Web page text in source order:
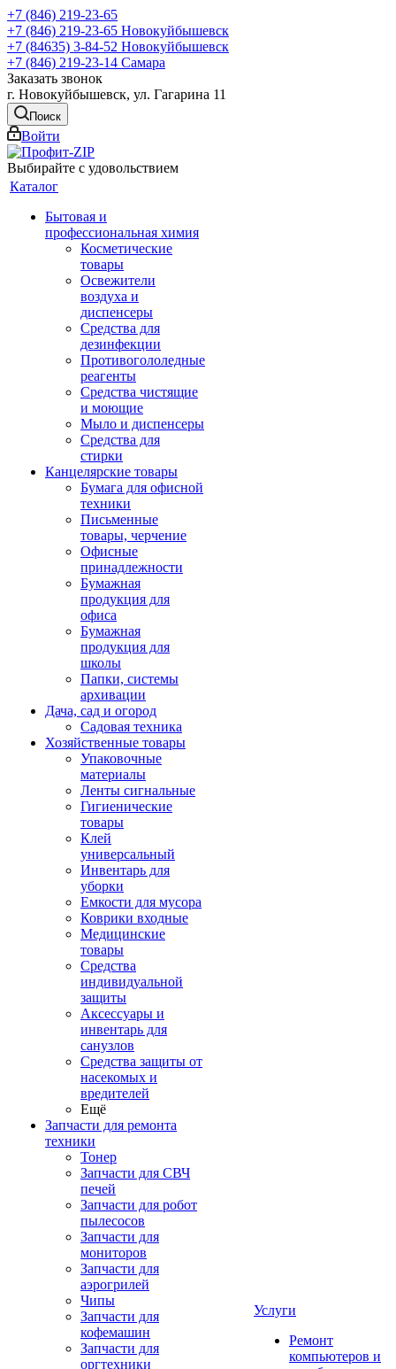
+7 (846) 219-23-65
+7 (846) 219-23-65 Новокуйбышевск
+7 (84635) 3-84-52 Новокуйбышевск
+7 (846) 219-23-14 Самара
Заказать звонок
г. Новокуйбышевск, ул. Гагарина 11
Поиск
Войти
Выбирайте с удовольствием
Каталог
Бытовая и
профессиональная химия
Косметические
товары
Освежители
воздуха и
диспенсеры
Средства для
дезинфекции
Противогололедные
реагенты
Средства чистящие
и моющие
Мыло и диспенсеры
Средства для
стирки
Канцелярские товары
Бумага для офисной
техники
Письменные
товары, черчение
Офисные
принадлежности
Бумажная
продукция для
офиса
Бумажная
продукция для
школы
Папки, системы
архивации
Дача, сад и огород
Садовая техника
Хозяйственные товары
Упаковочные
материалы
Ленты сигнальные
Гигиенические
товары
Клей
универсальный
Инвентарь для
уборки
Емкости для мусора
Коврики входные
Медицинские
товары
Средства
индивидуальной
защиты
Аксессуары и
инвентарь для
санузлов
Средства защиты от
насекомых и
вредителей
Ещё
Запчасти для ремонта
техники
Тонер
Запчасти для СВЧ
печей
Запчасти для робот
пылесосов
Запчасти для
мониторов
Запчасти для
аэрогрилей
Чипы
Запчасти для
кофемашин
Запчасти для
оргтехники
Услуги
Ремонт
компьютеров и